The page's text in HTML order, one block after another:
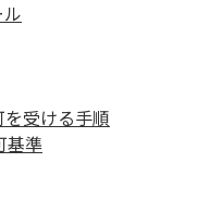
受ける手順
基準